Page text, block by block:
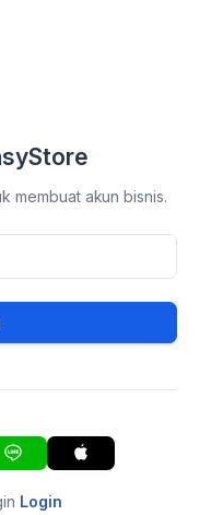
membuat akun bisnis.
Login